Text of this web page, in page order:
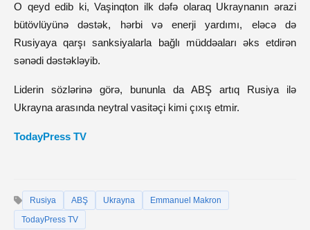
O qeyd edib ki, Vaşinqton ilk dəfə olaraq Ukraynanın ərazi
bütövlüyünə dəstək, hərbi və enerji yardımı, eləcə də
Rusiyaya qarşı sanksiyalarla bağlı müddəaları əks etdirən
sənədi dəstəkləyib.
Liderin sözlərinə görə, bununla da ABŞ artıq Rusiya ilə
Ukrayna arasında neytral vasitəçi kimi çıxış etmir.
TodayPress TV
Rusiya ABŞ Ukrayna
Emmanuel Makron
TodayPress TV